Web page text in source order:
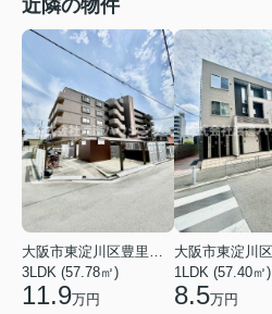
近隣の物件
3LDK (57.78㎡)
11.9万円
1LDK (57.40㎡)
8.5万円